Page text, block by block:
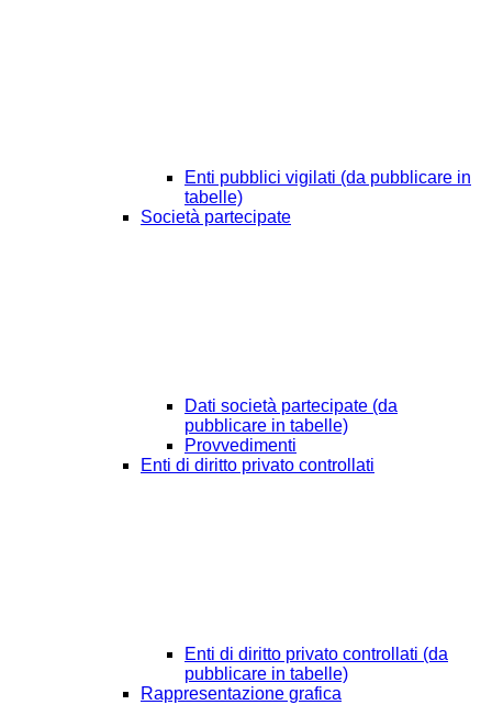
Enti pubblici vigilati (da pubblicare in
tabelle)
Società partecipate
Dati società partecipate (da
pubblicare in tabelle)
Provvedimenti
Enti di diritto privato controllati
Enti di diritto privato controllati (da
pubblicare in tabelle)
Rappresentazione grafica